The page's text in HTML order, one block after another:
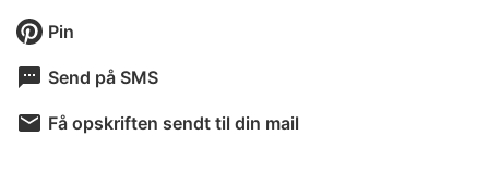
Pin
Send på SMS
Få opskriften sendt til din mail